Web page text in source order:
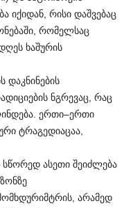
იქიდან რისი დაშვებაც
რომელსაც
ხაშურის
დაკნინების
ნგრევაც რაც
ერთი–ერთი
ტრაგედიაცაა
სწორედ ასეთი შეიძლება
მტრის არამედ